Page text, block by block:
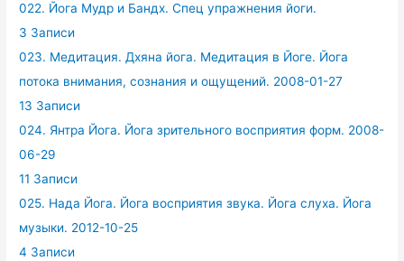
022. Йога Мудр и Бандх. Спец упражнения йоги.
3 Записи
023. Медитация. Дхяна йога. Медитация в Йоге. Йога
потока внимания, сознания и ощущений. 2008-01-27
13 Записи
024. Янтра Йога. Йога зрительного восприятия форм. 2008-
06-29
11 Записи
025. Нада Йога. Йога восприятия звука. Йога слуха. Йога
музыки. 2012-10-25
4 Записи